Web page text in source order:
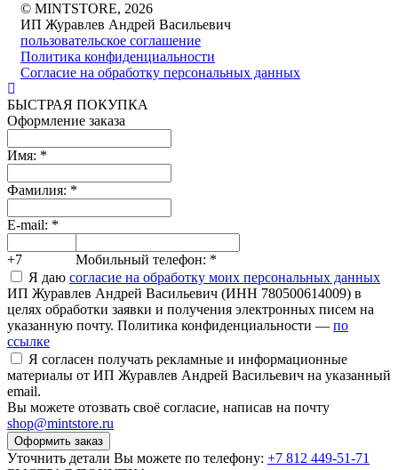
© MINTSTORE, 2026
ИП Журавлев Андрей Васильевич
пользовательское соглашение
Политика конфиденциальности
Согласие на обработку персональных данных
БЫСТРАЯ ПОКУПКА
Оформление заказа
Имя: *
Фамилия: *
E-mail: *
+7 Мобильный телефон: *
Я даю согласие на обработку моих персональных данных
ИП Журавлев Андрей Васильевич (ИНН 780500614009) в
целях обработки заявки и получения электронных писем на
указанную почту. Политика конфиденциальности — по
ссылке
Я согласен получать рекламные и информационные
материалы от ИП Журавлев Андрей Васильевич на указанный
email.
Вы можете отозвать своё согласие, написав на почту
shop@mintstore.ru
Оформить заказ
Уточнить детали Вы можете по телефону: +7 812 449-51-71